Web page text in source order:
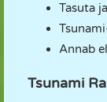
Tasuta
Annab
Tsunami